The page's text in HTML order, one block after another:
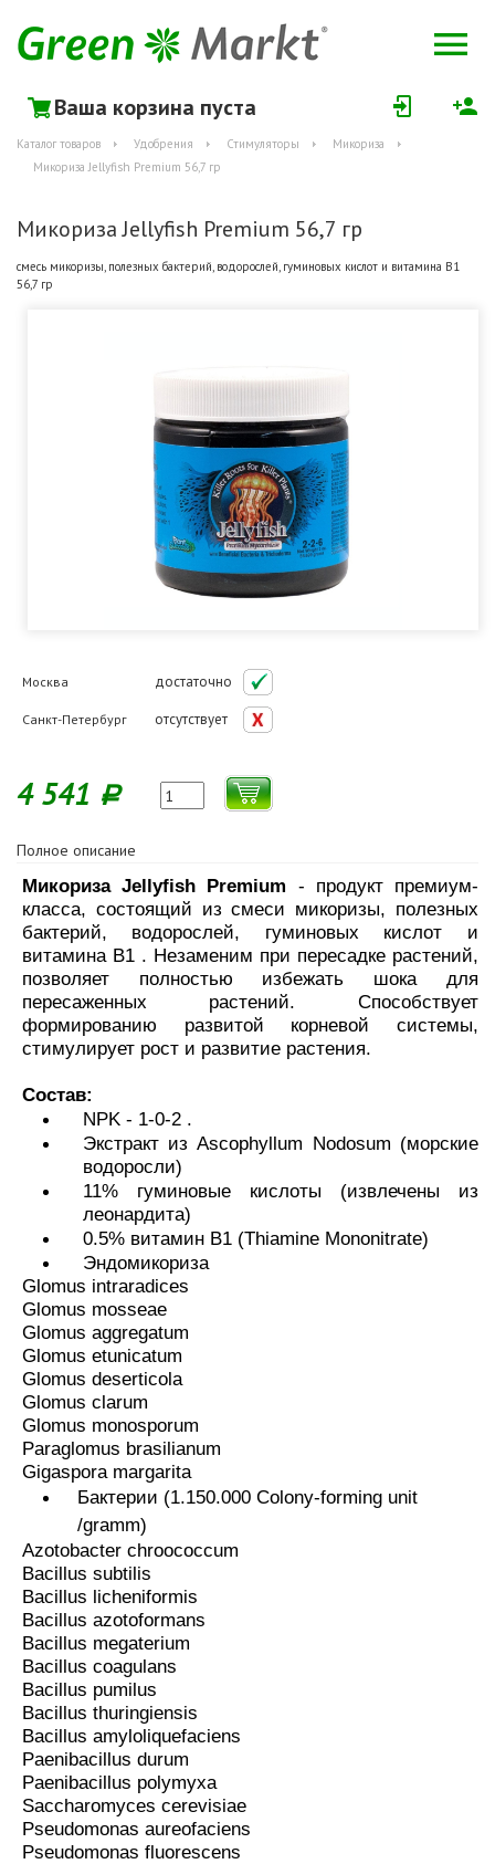
Ваша корзина пуста
Каталог товаров Удобрения Стимуляторы
Микориза
Микориза Jellyfish Premium 56,7 гр
Микориза Jellyfish Premium 56,7 гр
смесь микоризы, полезных бактерий, водорослей, гуминовых кислот и витамина В1
56,7 гр
Москва достаточно
Санкт-Петербург отсутствует
4 541 Р
Полное описание
Микориза Jellyfish Premium - продукт премиум-
класса, состоящий из смеси микоризы, полезных
бактерий, водорослей, гуминовых кислот и
витамина В1 . Незаменим при пересадке растений,
позволяет полностью избежать шока для
пересаженных растений. Способствует
формированию развитой корневой системы,
стимулирует рост и развитие растения.
Состав:
NPK - 1-0-2 .
Экстракт из Ascophyllum Nodosum (морские
водоросли)
11% гуминовые кислоты (извлечены из
леонардита)
0.5% витамин B1 (Thiamine Mononitrate)
Эндомикориза
Glomus intraradices
Glomus mosseae
Glomus aggregatum
Glomus etunicatum
Glomus deserticola
Glomus clarum
Glomus monosporum
Paraglomus brasilianum
Gigaspora margarita
Бактерии (1.150.000 Colony-forming unit
/gramm)
Azotobacter chroococcum
Bacillus subtilis
Bacillus licheniformis
Bacillus azotoformans
Bacillus megaterium
Bacillus coagulans
Bacillus pumilus
Bacillus thuringiensis
Bacillus amyloliquefaciens
Paenibacillus durum
Paenibacillus polymyxa
Saccharomyces cerevisiae
Pseudomonas aureofaciens
Pseudomonas fluorescens